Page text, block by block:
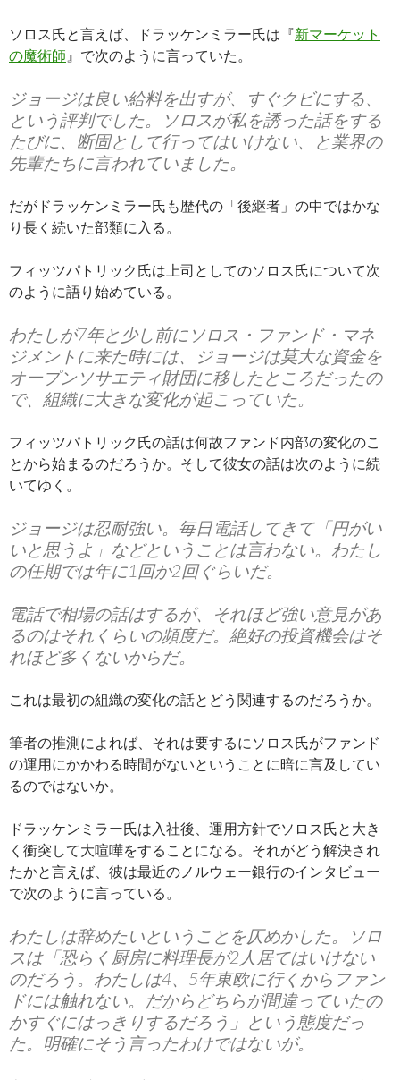
ソロス氏と言えば、ドラッケンミラー氏は『新マーケット
の魔術師 』で次のように言っていた。
ジョージは良い給料を出すが、すぐクビにする、
という評判でした。ソロスが私を誘った話をする
たびに、断固として行ってはいけない、と業界の
先輩たちに言われていました。
だがドラッケンミラー氏も歴代の「後継者」の中ではかな
り長く続いた部類に入る。
フィッツパトリック氏は上司としてのソロス氏について次
のように語り始めている。
わたしが7年と少し前にソロス・ファンド・マネ
ジメントに来た時には、ジョージは莫大な資金を
オープンソサエティ財団に移したところだったの
で、組織に大きな変化が起こっていた。
フィッツパトリック氏の話は何故ファンド内部の変化のこ
とから始まるのだろうか。そして彼女の話は次のように続
いてゆく。
ジョージは忍耐強い。毎日電話してきて「円がい
いと思うよ」などということは言わない。わたし
の任期では年に1回か2回ぐらいだ。
電話で相場の話はするが、それほど強い意見があ
るのはそれくらいの頻度だ。絶好の投資機会はそ
れほど多くないからだ。
これは最初の組織の変化の話とどう関連するのだろうか。
筆者の推測によれば、それは要するにソロス氏がファンド
の運用にかかわる時間がないということに暗に言及してい
るのではないか。
ドラッケンミラー氏は入社後、運用方針でソロス氏と大き
く衝突して大喧嘩をすることになる。それがどう解決され
たかと言えば、彼は最近のノルウェー銀行のインタビュー
で次のように言っている。
わたしは辞めたいということを仄めかした。ソロ
スは「恐らく厨房に料理長が2人居てはいけない
のだろう。わたしは4、5年東欧に行くからファン
ドには触れない。だからどちらが間違っていたの
かすぐにはっきりするだろう」という態度だっ
た。明確にそう言ったわけではないが。